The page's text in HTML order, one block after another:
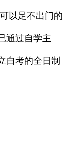
以足不出门的
通过自学主
自考的全日制